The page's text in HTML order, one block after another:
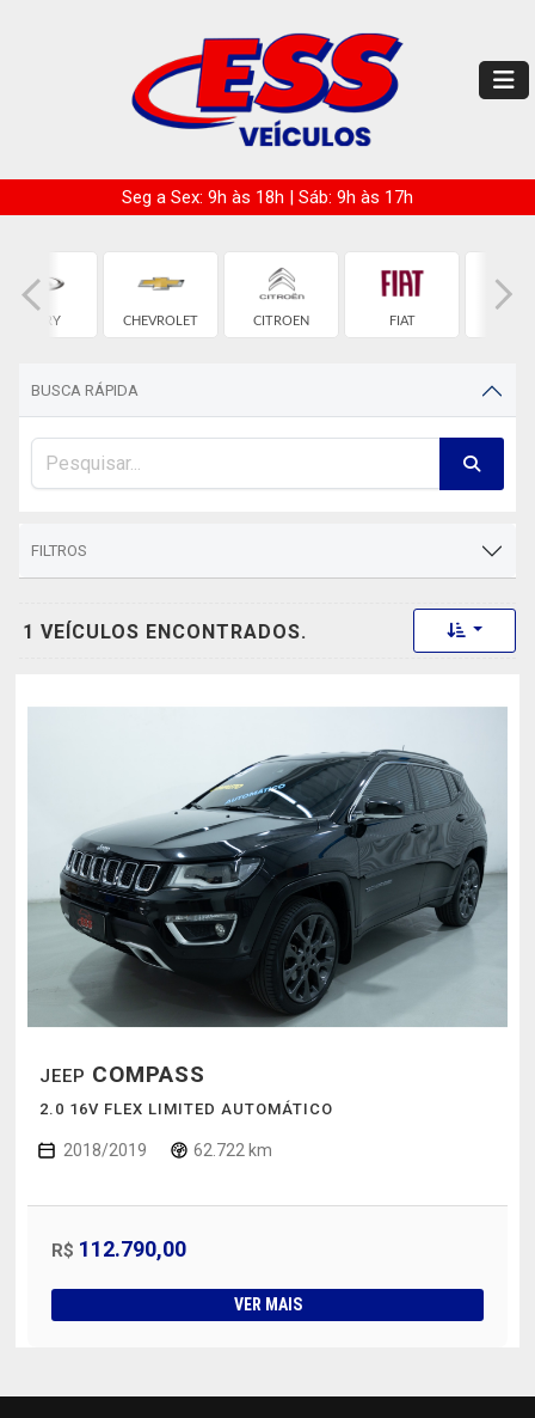
Seg a Sex: 9h às 18h | Sáb: 9h às 17h
CHERY CHEVROLET CITROEN FIAT
BUSCA RÁPIDA
FILTROS
1 VEÍCULOS ENCONTRADOS. Toggle
JEEP COMPASS
2.0 16V FLEX LIMITED AUTOMÁTICO
2018/2019 62.722 km
R$ 112.790,00
VER MAIS